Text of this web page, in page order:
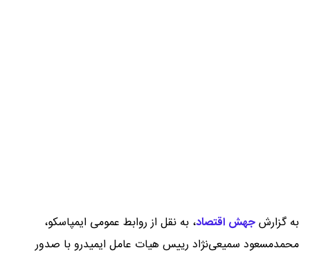
به گزارشجهش اقتصاد، به نقل از روابط عمومی ایمپاسکو،
محمدمسعود سمیعی‌نژاد رییس هیات عامل ایمیدرو با صدور